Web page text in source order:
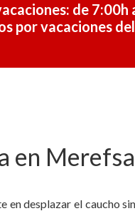
de 7:00h
por vacaciones
en Merefsa
en desplazar el caucho